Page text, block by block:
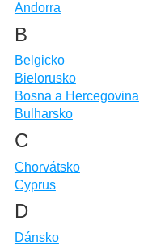
Andorra
B
Belgicko
Bielorusko
Bosna a Hercegovina
Bulharsko
C
Chorvátsko
Cyprus
D
Dánsko